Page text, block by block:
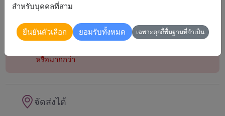
ตระกร้า/แพ็กเกจ อาจจะแตกต่างจากรูปบ้าง
ถ้าสินค้าบางชนิดไม่สามารถหามาได้ในฤดูกาลนั้นๆ
หรือมากกว่า
จัดส่งได้
สำหรับบุคคลที่สาม
ยืนยันตัวเลือก ยอมรับทั้งหมด เฉพาะคุกกี้พื้นฐานที่จำเป็น